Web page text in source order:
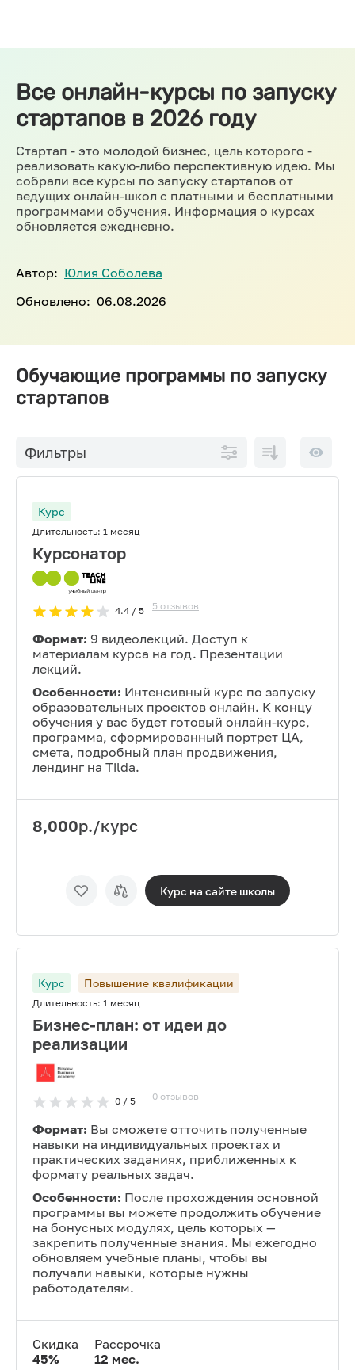
Все онлайн-курсы по запуску
стартапов в 2026 году
Стартап - это молодой бизнес, цель которого -
реализовать какую-либо перспективную идею. Мы
собрали все курсы по запуску стартапов от
ведущих онлайн-школ с платными и бесплатными
программами обучения. Информация о курсах
обновляется ежедневно.
Автор: Юлия Соболева
Обновлено: 06.08.2026
Обучающие программы по запуску
стартапов
Фильтры
возрастанию
10 на
Курс
Длительность: 1 месяц
Курсонатор
4.4/ 5 5 отзывов
Формат: 9 видеолекций. Доступ к
материалам курса на год. Презентации
лекций.
Особенности: Интенсивный курс по запуску
образовательных проектов онлайн. К концу
обучения у вас будет готовый онлайн-курс,
программа, сформированный портрет ЦА,
смета, подробный план продвижения,
лендинг на Tilda.
8,000р./курс
Курс на сайте школы
Курс Повышение квалификации
Длительность: 1 месяц
Бизнес-план: от идеи до
реализации
0/ 5 0 отзывов
Формат: Вы сможете отточить полученные
навыки на индивидуальных проектах и
практических заданиях, приближенных к
формату реальных задач.
Особенности: После прохождения основной
программы вы можете продолжить обучение
на бонусных модулях, цель которых —
закрепить полученные знания. Мы ежегодно
обновляем учебные планы, чтобы вы
получали навыки, которые нужны
работодателям.
Скидка
45%
Рассрочка
12 мес.